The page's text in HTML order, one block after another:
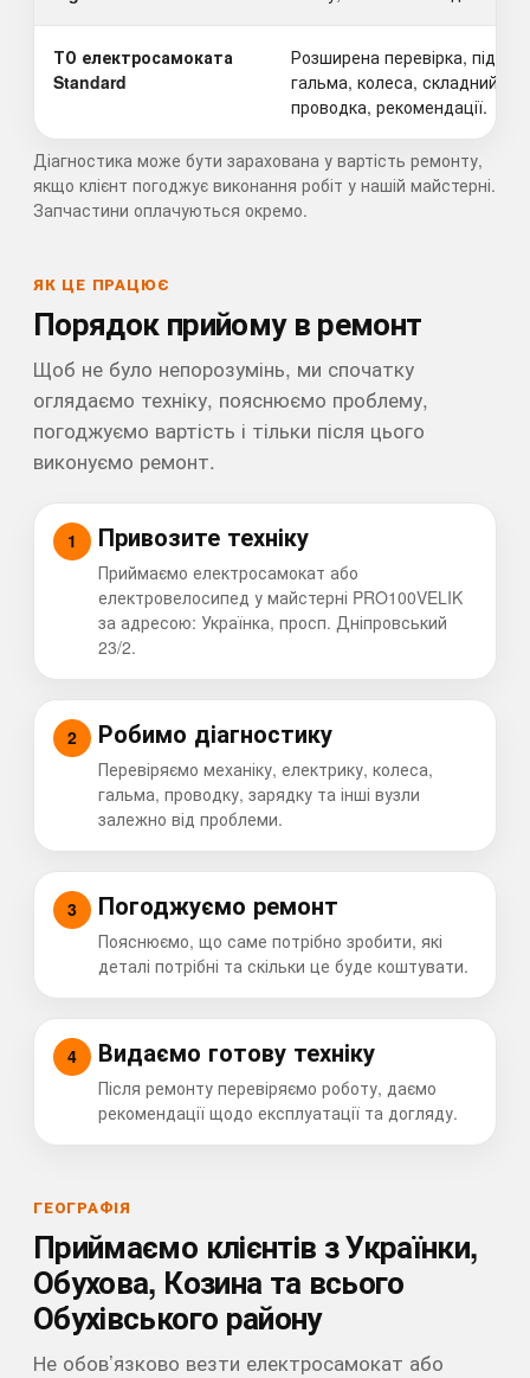
ТО електросамоката
Standard
Розширена перевірка,
гальма, колеса, складний
проводка, рекомендації.
Діагностика може бути зарахована у вартість ремонту,
якщо клієнт погоджує виконання робіт у нашій майстерні.
Запчастини оплачуються окремо.
ЯК ЦЕ ПРАЦЮЄ
Порядок прийому в ремонт
Щоб не було непорозумінь, ми спочатку
оглядаємо техніку, пояснюємо проблему,
погоджуємо вартість і тільки після цього
виконуємо ремонт.
Привозите техніку
Приймаємо електросамокат або
електровелосипед у майстерні PRO100VELIK
за адресою: Українка, просп. Дніпровський
23/2.
Робимо діагностику
Перевіряємо механіку, електрику, колеса,
гальма, проводку, зарядку та інші вузли
залежно від проблеми.
Погоджуємо ремонт
Пояснюємо, що саме потрібно зробити, які
деталі потрібні та скільки це буде коштувати.
Видаємо готову техніку
Після ремонту перевіряємо роботу, даємо
рекомендації щодо експлуатації та догляду.
ГЕОГРАФІЯ
Приймаємо клієнтів з Українки,
Обухова, Козина та всього
Обухівського району
Не обов’язково везти електросамокат або